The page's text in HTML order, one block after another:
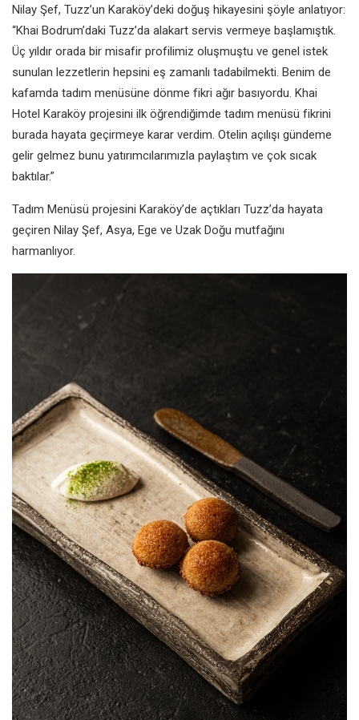
Nilay Şef, Tuzz’un Karaköy’deki doğuş hikayesini şöyle anlatıyor:
“Khai Bodrum’daki Tuzz’da alakart servis vermeye başlamıştık.
Üç yıldır orada bir misafir profilimiz oluşmuştu ve genel istek
sunulan lezzetlerin hepsini eş zamanlı tadabilmekti. Benim de
kafamda tadım menüsüne dönme fikri ağır basıyordu. Khai
Hotel Karaköy projesini ilk öğrendiğimde tadım menüsü fikrini
burada hayata geçirmeye karar verdim. Otelin açılışı gündeme
gelir gelmez bunu yatırımcılarımızla paylaştım ve çok sıcak
baktılar.”
Tadım Menüsü projesini Karaköy’de açtıkları Tuzz’da hayata
geçiren Nilay Şef, Asya, Ege ve Uzak Doğu mutfağını
harmanlıyor.